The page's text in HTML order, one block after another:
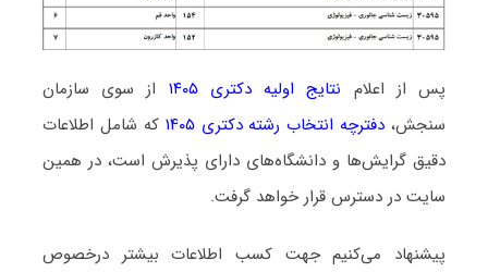
پس از اعلام نتایج اولیه دکتری ۱۴۰۵
از سوی سازمان
سنجش، دفترچه انتخاب رشته دکتری ۱۴۰۵
که شامل اطلاعات
دقیق گرایش‌ها و دانشگاه‌های دارای پذیرش است، در همین
سایت در دسترس قرار خواهد گرفت.
پیشنهاد می‌کنیم جهت کسب اطلاعات بیشتر درخصوص